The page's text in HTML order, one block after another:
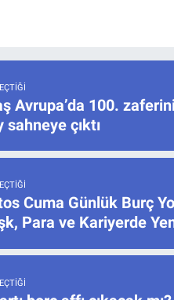
Avrupa’da 100.
sahneye çıktı
Cuma Günlük Burç
Para ve Kariyerde